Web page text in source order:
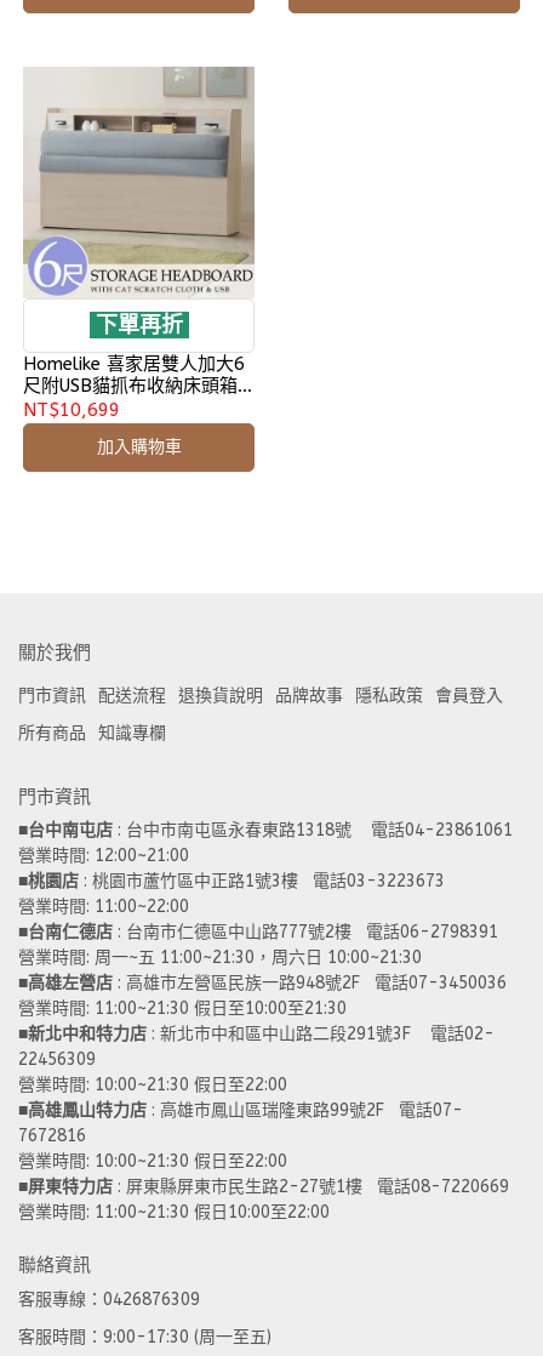
下單再折
Homelike 喜家居雙人加大6
尺附USB貓抓布收納床頭箱
(2502)
NT$10,699
加入購物車
關於我們
門市資訊 配送流程 退換貨說明 品牌故事 隱私政策
會員登入
所有商品
知識專欄
門市資訊
■台中南屯店 : 台中市南屯區永春東路1318號    電話04-23861061
營業時間: 12:00~21:00
■桃園店 : 桃園市蘆竹區中正路1號3樓   電話03-3223673
營業時間: 11:00~22:00
■台南仁德店 : 台南市仁德區中山路777號2樓   電話06-2798391
營業時間: 周一~五 11:00~21:30，周六日 10:00~21:30
■高雄左營店 : 高雄市左營區民族一路948號2F   電話07-3450036
營業時間: 11:00~21:30 假日至10:00至21:30
■新北中和特力店 : 新北市中和區中山路二段291號3F    電話02-
22456309
營業時間: 10:00~21:30 假日至22:00
■高雄鳳山特力店 : 高雄市鳳山區瑞隆東路99號2F   電話07-
7672816
營業時間: 10:00~21:30 假日至22:00
■屏東特力店 : 屏東縣屏東市民生路2-27號1樓   電話08-7220669
營業時間: 11:00~21:30 假日10:00至22:00
聯絡資訊
客服專線：0426876309
客服時間：9:00-17:30 (周一至五)